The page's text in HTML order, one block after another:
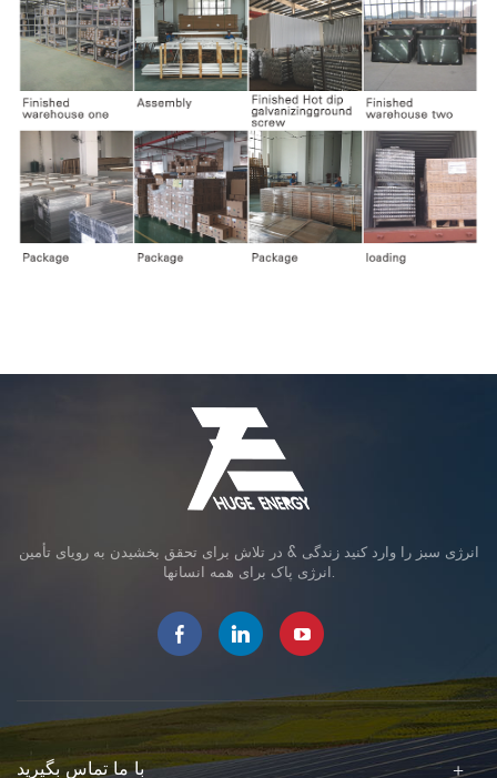
انرژی سبز را وارد کنید زندگی & در تلاش برای تحقق بخشیدن به رویای تأمین
انرژی پاک برای همه انسانها.
با ما تماس بگیرید